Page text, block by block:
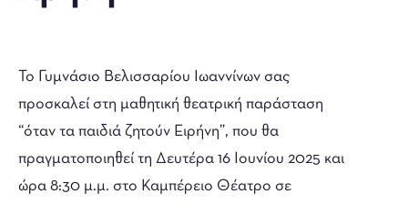
Το Γυμνάσιο Βελισσαρίου Ιωαννίνων σας
προσκαλεί στη μαθητική θεατρική παράσταση
“όταν τα παιδιά ζητούν Ειρήνη”, που θα
πραγματοποιηθεί τη Δευτέρα 16 Ιουνίου 2025 και
ώρα 8:30 μ.μ. στο Καμπέρειο Θέατρο σε